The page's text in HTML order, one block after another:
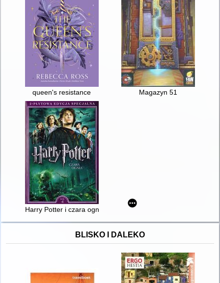
queen's resistance Magazyn 51
Harry Potter i czara ognia. Rok 4
BLISKO I DALEKO